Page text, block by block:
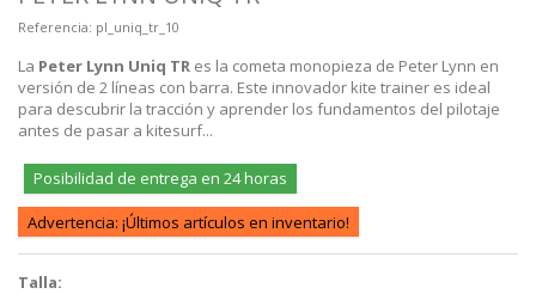
Referencia: pl_uniq_tr_10
La Peter Lynn Uniq TR es la cometa monopieza de Peter Lynn en
versión de 2 líneas con barra. Este innovador kite trainer es ideal
para descubrir la tracción y aprender los fundamentos del pilotaje
antes de pasar a kitesurf...
Posibilidad de entrega en 24 horas
Advertencia: ¡Últimos artículos en inventario!
Talla: